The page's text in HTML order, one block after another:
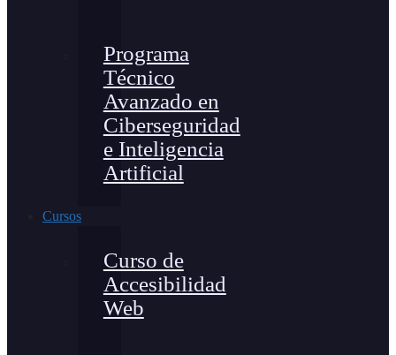
Programa
Técnico
Avanzado en
Ciberseguridad
e Inteligencia
Artificial
Cursos
Curso de
Accesibilidad
Web